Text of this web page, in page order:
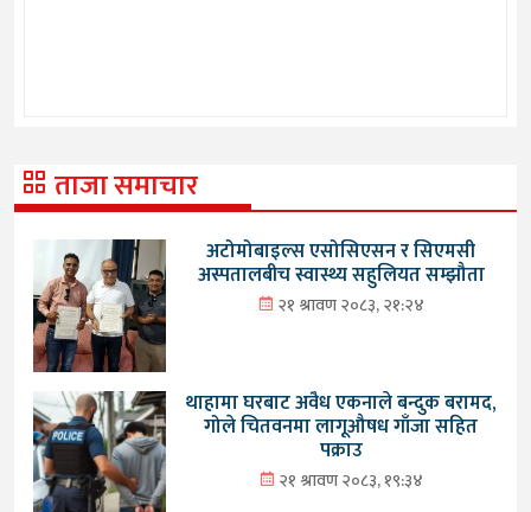
ताजा समाचार
अटोमोबाइल्स एसोसिएसन र सिएमसी
अस्पतालबीच स्वास्थ्य सहुलियत सम्झौता
२१ श्रावण २०८३, २१:२४
थाहामा घरबाट अवैध एकनाले बन्दुक बरामद,
गोले चितवनमा लागूऔषध गाँजा सहित
पक्राउ
२१ श्रावण २०८३, १९:३४